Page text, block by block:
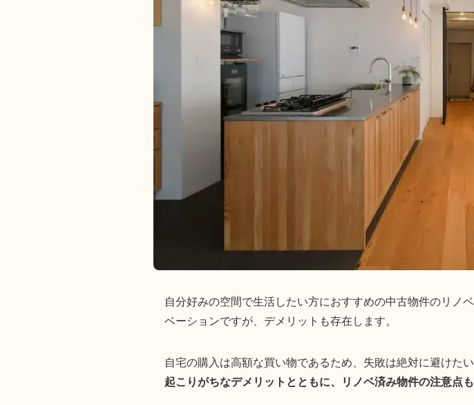
自分好みの空間で生活したい方におすすめの中古物件のリノ
ベーションですが、デメリットも存在します。
自宅の購入は高額な買い物であるため、失敗は絶対に避けた
起こりがちなデメリットとともに、リノベ済み物件の注意点